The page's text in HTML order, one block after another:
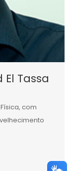
Tassa
com